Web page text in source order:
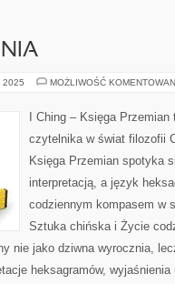
2025 MOŻLIWOŚĆ
I Ching – Księga
czytelnika w świat filozofii
Księga Przemian spotyka
interpretacją, a język
codziennym kompasem w
Sztuka chińska i Życie
nie jako dziwna wyrocznia,
heksagramów, wyjaśnienia